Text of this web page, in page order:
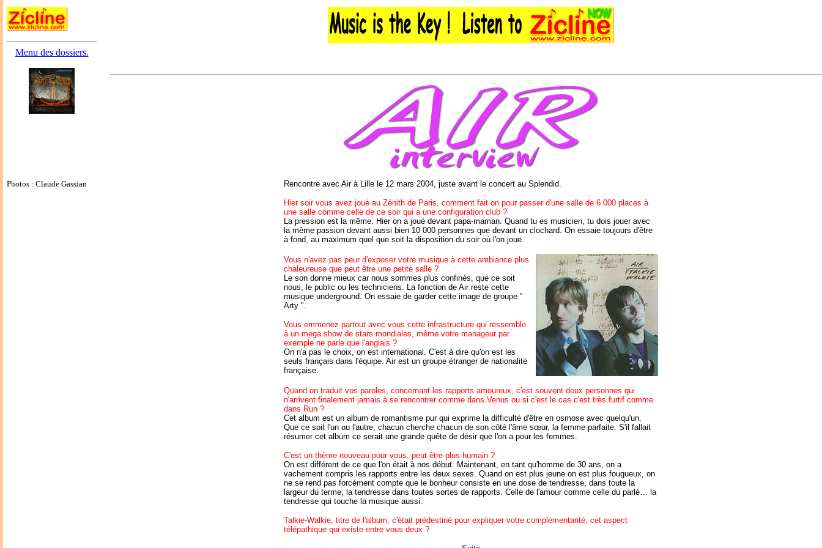
Menu des dossiers.
Photos : Claude Gassian Rencontre avec Air à Lille le 12 mars 2004, juste avant le concert au Splendid.
Hier soir vous avez joué au Zénith de Paris, comment fait on pour passer d'une salle de 6 000 places à
une salle comme celle de ce soir qui a une configuration club ?
La pression est la même. Hier on a joué devant papa-maman. Quand tu es musicien, tu dois jouer avec
la même passion devant aussi bien 10 000 personnes que devant un clochard. On essaie toujours d'être
à fond, au maximum quel que soit la disposition du soir où l'on joue.
Vous n'avez pas peur d'exposer votre musique à cette ambiance plus
chaleureuse que peut être une petite salle ?
Le son donne mieux car nous sommes plus confinés, que ce soit
nous, le public ou les techniciens. La fonction de Air reste cette
musique underground. On essaie de garder cette image de groupe "
Arty ".
Vous emmenez partout avec vous cette infrastructure qui ressemble
à un mega show de stars mondiales, même votre manageur par
exemple ne parle que l'anglais ?
On n'a pas le choix, on est international. C'est à dire qu'on est les
seuls français dans l'équipe. Air est un groupe étranger de nationalité
française.
Quand on traduit vos paroles, concernant les rapports amoureux, c'est souvent deux personnes qui
n'arrivent finalement jamais à se rencontrer comme dans Venus ou si c'est le cas c'est très furtif comme
dans Run ?
Cet album est un album de romantisme pur qui exprime la difficulté d'être en osmose avec quelqu'un.
Que ce soit l'un ou l'autre, chacun cherche chacun de son côté l'âme sœur, la femme parfaite. S'il fallait
résumer cet album ce serait une grande quête de désir que l'on a pour les femmes.
C'est un thème nouveau pour vous, peut être plus humain ?
On est différent de ce que l'on était à nos début. Maintenant, en tant qu'homme de 30 ans, on a
vachement compris les rapports entre les deux sexes. Quand on est plus jeune on est plus fougueux, on
ne se rend pas forcément compte que le bonheur consiste en une dose de tendresse, dans toute la
largeur du terme, la tendresse dans toutes sortes de rapports. Celle de l'amour comme celle du parlé… la
tendresse qui touche la musique aussi.
Talkie-Walkie, titre de l'album, c'était prédestiné pour expliquer votre complémentarité, cet aspect
télépathique qui existe entre vous deux ?